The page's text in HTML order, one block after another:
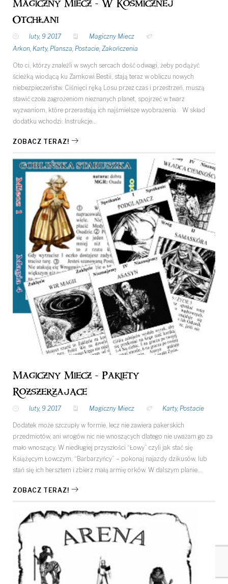
Magiczny Miecz - W Kosmicznej
Otchłani
luty, 9 2017
Magiczny Miecz
Arkon, Karty, Plansza, Postacie, Zakończenia
Oto ci, którzy znaleźli w swych sercach dość odwagi, żeby podążyć
ścieżką wiodącą ku Zamkowi Bestii, stają teraz w obliczu nowych
niebezpieczeństw. Ciśnięci ręką Losu przez czas i przestrzeń, muszą
stawić czoła zagrożeniom nieznanych planet, spojrzeć w twarz
wyzwaniom, które przerastają ich najśmielsze wyobrażenia. W skład
dodatku wchodzi: Instrukcje…
ZOBACZ TERAZ!
Magiczny Miecz - Pakiety
Rozszerzające
luty, 9 2017 Magiczny Miecz Karty, Postacie
Dodatek może szczupły w formie, lecz nie zawiera pakerskich
przedmiotów, ani wrogów nic nie wnoszących dlatego nie uważam go za
mało wnoszący. W niedługiej przyszłości “Łowy” czyli jak stać się
Książęcym Łowczym, “Barbarzyńcy” – pokonaj najazdy dzikusów, lub
stań się ich hersztem i zbierz małą armię orków. W dalszym planie…
ZOBACZ TERAZ!